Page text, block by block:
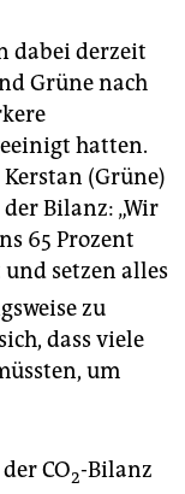
dabei derzeit
Grüne nach
hatten.
(Grüne)
Bilanz: „Wir
65 Prozent
setzen alles
zu
dass viele
um
CO2-Bilanz